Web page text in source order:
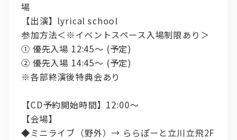
場
【出演】lyrical school
参加方法＜※イベントスペース入場制限あり＞
① 優先入場 12:45～ (予定)
② 優先入場 14:45～ (予定)
※各部終演後特典会あり
【CD予約開始時間】12:00～
【会場】
◆ミニライブ（野外）→ ららぽーと立川立飛2F
問い合わせ, 取材,出演依頼
lyrical school official web shop